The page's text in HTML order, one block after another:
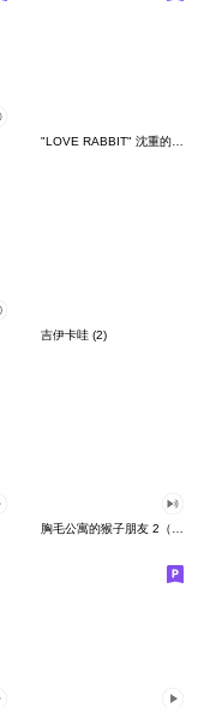
"LOVE RABBIT" 沈重的愛 台灣版
吉伊卡哇 (2)
胸毛公寓的猴子朋友 2（有聲動態）